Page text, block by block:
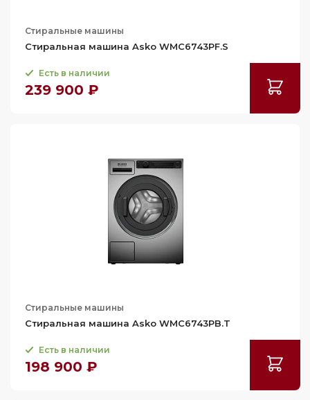
62
62.2
62.5
62.8
66.1
68.7
69.8
Стиральные машины
Стиральная машина Asko WMC6743PF.S
Есть в наличии
239 900 ₽
Стиральные машины
Стиральная машина Asko WMC6743PB.T
Есть в наличии
198 900 ₽